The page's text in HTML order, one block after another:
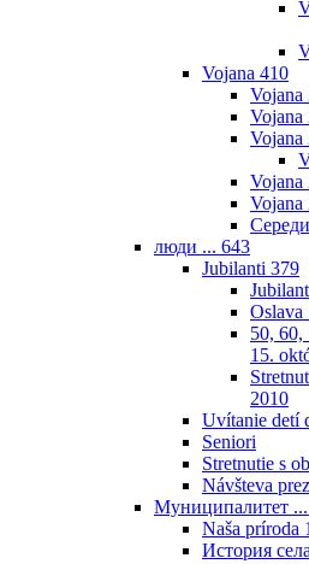
Vojana 410
Vojana
Vojana
Vojana
Vojana
Vojana
люди ... 643
Jubilanti 379
Oslava
50, 60,
15.
2010
Uvítanie detí
Seniori
Stretnutie s
Návšteva
Муниципалитет ...
Naša príroda
История